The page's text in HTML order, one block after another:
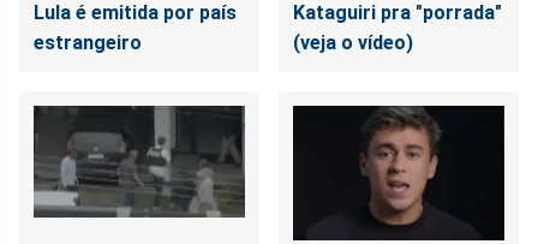
Lula é emitida por país
estrangeiro
Kataguiri pra "porrada"
(veja o vídeo)